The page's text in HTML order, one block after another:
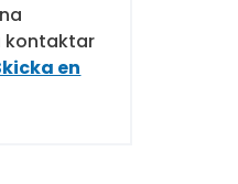
kontaktar
en